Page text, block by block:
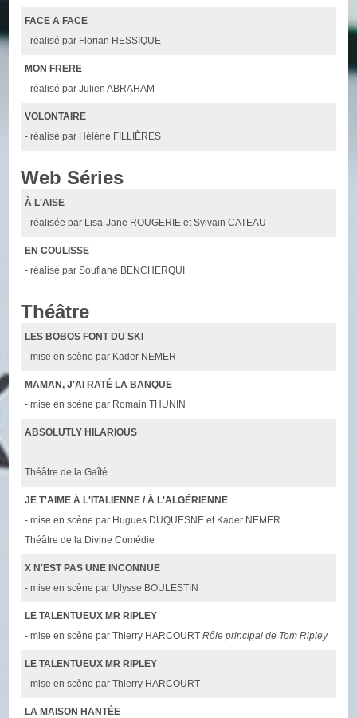
FACE A FACE
- réalisé par Florian HESSIQUE
MON FRERE
- réalisé par Julien ABRAHAM
VOLONTAIRE
- réalisé par Hélène FILLIÈRES
Web Séries
À L'AISE
- réalisée par Lisa-Jane ROUGERIE et Sylvain CATEAU
EN COULISSE
- réalisé par Soufiane BENCHERQUI
Théâtre
LES BOBOS FONT DU SKI
- mise en scène par Kader NEMER
MAMAN, J'AI RATÉ LA BANQUE
- mise en scène par Romain THUNIN
ABSOLUTLY HILARIOUS
Théâtre de la Gaîté
JE T'AIME À L'ITALIENNE / À L'ALGÉRIENNE
- mise en scène par Hugues DUQUESNE et Kader NEMER
Théâtre de la Divine Comédie
X N'EST PAS UNE INCONNUE
- mise en scène par Ulysse BOULESTIN
LE TALENTUEUX MR RIPLEY
- mise en scène par Thierry HARCOURTRôle principal de Tom Ripley
LE TALENTUEUX MR RIPLEY
- mise en scène par Thierry HARCOURT
LA MAISON HANTÉE